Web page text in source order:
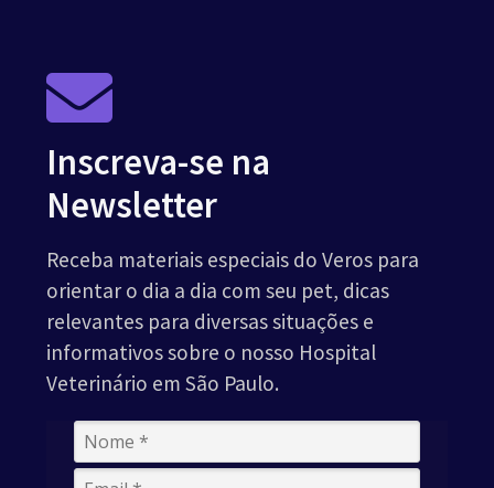
Inscreva-se na
Newsletter
Receba materiais especiais do Veros para
orientar o dia a dia com seu pet, dicas
relevantes para diversas situações e
informativos sobre o nosso Hospital
Veterinário em São Paulo.